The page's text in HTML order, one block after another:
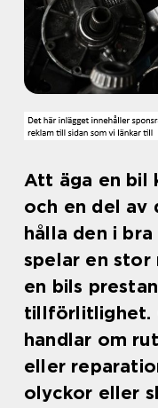
Att äga en bil
och en del av
hålla den i
spelar en
en bils
tillförlitlighet.
handlar om
eller
olyckor eller